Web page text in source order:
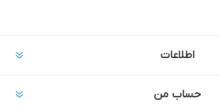
اطلاعات
حساب من